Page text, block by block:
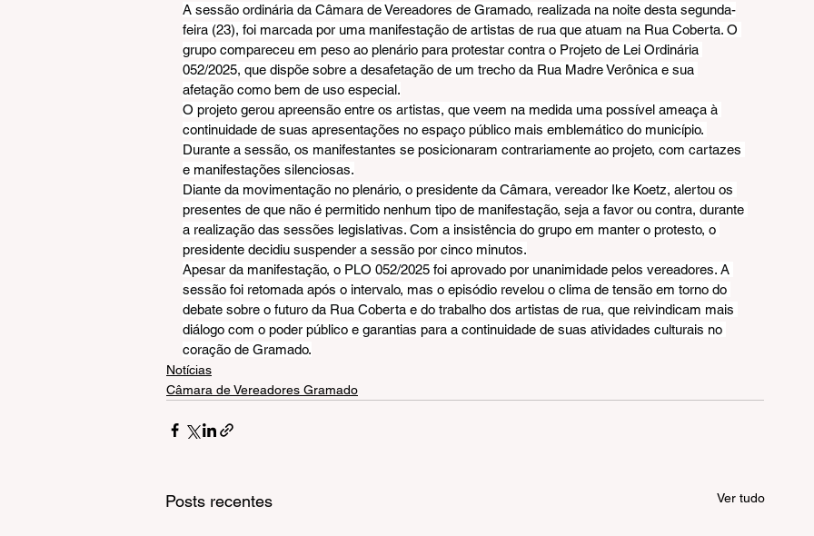
A sessão ordinária da Câmara de Vereadores de Gramado, realizada na noite desta segunda-
feira (23), foi marcada por uma manifestação de artistas de rua que atuam na Rua Coberta. O
grupo compareceu em peso ao plenário para protestar contra o Projeto de Lei Ordinária
052/2025, que dispõe sobre a desafetação de um trecho da Rua Madre Verônica e sua
afetação como bem de uso especial.
O projeto gerou apreensão entre os artistas, que veem na medida uma possível ameaça à
continuidade de suas apresentações no espaço público mais emblemático do município.
Durante a sessão, os manifestantes se posicionaram contrariamente ao projeto, com cartazes
e manifestações silenciosas.
Diante da movimentação no plenário, o presidente da Câmara, vereador Ike Koetz, alertou os
presentes de que não é permitido nenhum tipo de manifestação, seja a favor ou contra, durante
a realização das sessões legislativas. Com a insistência do grupo em manter o protesto, o
presidente decidiu suspender a sessão por cinco minutos.
Apesar da manifestação, o PLO 052/2025 foi aprovado por unanimidade pelos vereadores. A
sessão foi retomada após o intervalo, mas o episódio revelou o clima de tensão em torno do
debate sobre o futuro da Rua Coberta e do trabalho dos artistas de rua, que reivindicam mais
diálogo com o poder público e garantias para a continuidade de suas atividades culturais no
coração de Gramado.
Notícias
Câmara de Vereadores Gramado
Posts recentes Ver tudo